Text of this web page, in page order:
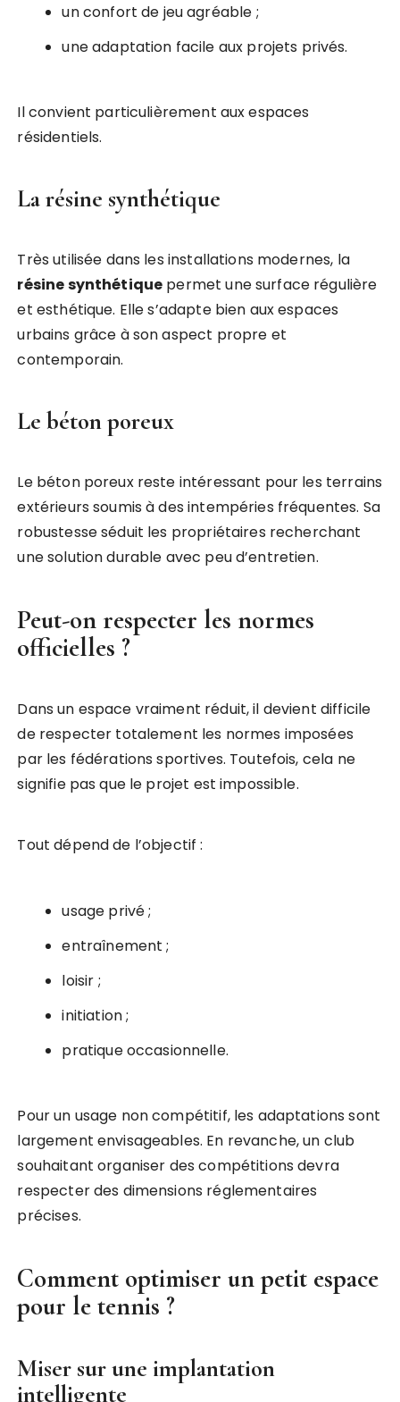
un confort de jeu agréable ;
une adaptation facile aux projets privés.
Il convient particulièrement aux espaces
résidentiels.
La résine synthétique
Très utilisée dans les installations modernes, la
résine synthétique permet une surface régulière
et esthétique. Elle s’adapte bien aux espaces
urbains grâce à son aspect propre et
contemporain.
Le béton poreux
Le béton poreux reste intéressant pour les terrains
extérieurs soumis à des intempéries fréquentes. Sa
robustesse séduit les propriétaires recherchant
une solution durable avec peu d’entretien.
Peut-on respecter les normes
officielles ?
Dans un espace vraiment réduit, il devient difficile
de respecter totalement les normes imposées
par les fédérations sportives. Toutefois, cela ne
signifie pas que le projet est impossible.
Tout dépend de l’objectif :
usage privé ;
entraînement ;
loisir ;
initiation ;
pratique occasionnelle.
Pour un usage non compétitif, les adaptations sont
largement envisageables. En revanche, un club
souhaitant organiser des compétitions devra
respecter des dimensions réglementaires
précises.
Comment optimiser un petit espace
pour le tennis ?
Miser sur une implantation
intelligente